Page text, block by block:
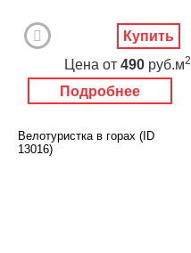
Подробнее
Цена от 490 руб.м2
Купить
Велотуристка в горах (ID
13016)